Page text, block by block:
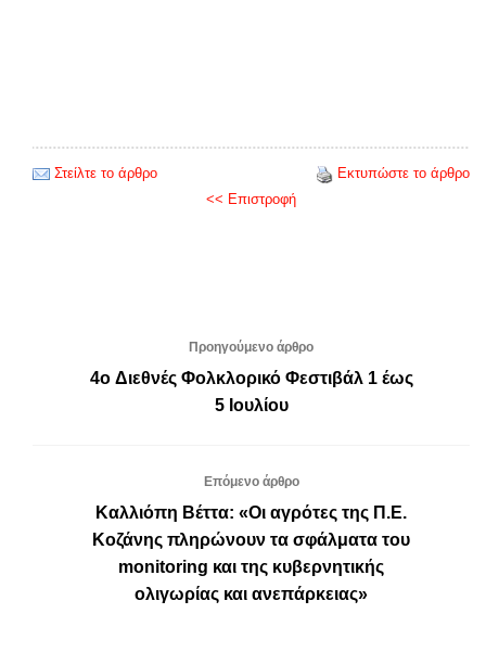
Στείλτε το άρθρο
Εκτυπώστε το άρθρο
<< Επιστροφή
Προηγούμενο άρθρο
4o Διεθνές Φολκλορικό Φεστιβάλ 1 έως
5 Ιουλίου
Επόμενο άρθρο
Καλλιόπη Βέττα: «Οι αγρότες της Π.Ε.
Κοζάνης πληρώνουν τα σφάλματα του
monitoring και της κυβερνητικής
ολιγωρίας και ανεπάρκειας»